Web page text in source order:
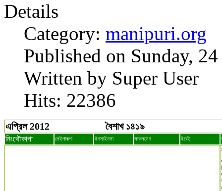
Details
Category: manipuri.org
Published on Sunday,
Written by Super User
Hits: 22386
এপ্রিল 2012 বৈশাখ ১৪১৯
নিংথৌকাপা লেইপাকপা ইনসাইনসা সাকলসেন ইরেই